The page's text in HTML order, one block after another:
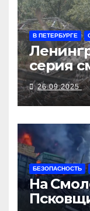
В ПЕТЕРБУРГЕ
серия
26.09.2025
БЕЗОПАСНОСТЬ
На